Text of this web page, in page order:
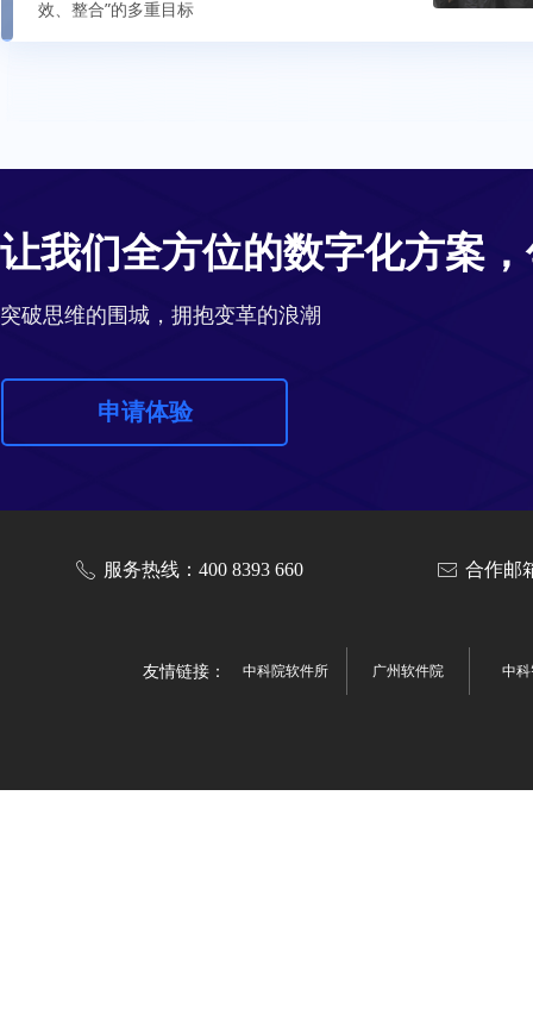
效、整合”的多重目标
让我们全方位的数字化方案
突破思维的围城，拥抱变革的浪潮
申请体验
友情链接： 中科院软件所 广州软件院 中
ꂅ 服务热线：400 8393 660 ꂘ 合作邮